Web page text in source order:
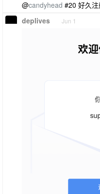
@candyhead #20 好久注
deplives Jun 1